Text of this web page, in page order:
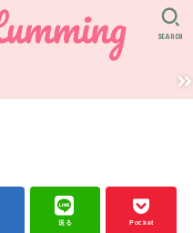
SEARCH
送る Pocket